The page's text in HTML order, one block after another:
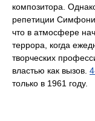
композитора.
репетиции
что в атмосфере
террора, когда
творческих
властью как вызов.
только в 1961 году.